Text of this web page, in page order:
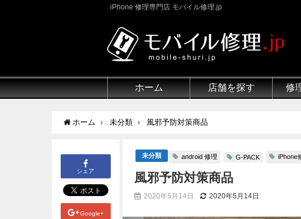
iPhone 修理専門店 モバイル修理.jp
ホーム 店舗を探す 修
ホーム 未分類 風邪予防対策商品
シェア
Google+
未分類 android 修理 G-PACK iPhone
風邪予防対策商品
2020年5月14日 2020年5月14日